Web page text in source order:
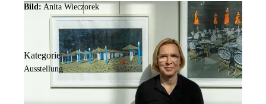
Bild: Anita Wieczorek
Kategorie:
Ausstellung